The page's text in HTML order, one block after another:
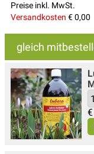
Preise inkl. MwSt.
Versandkosten € 0,00
gleich
€